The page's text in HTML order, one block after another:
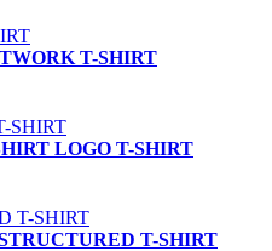
T-SHIRT
LOGO T-SHIRT
T-SHIRT